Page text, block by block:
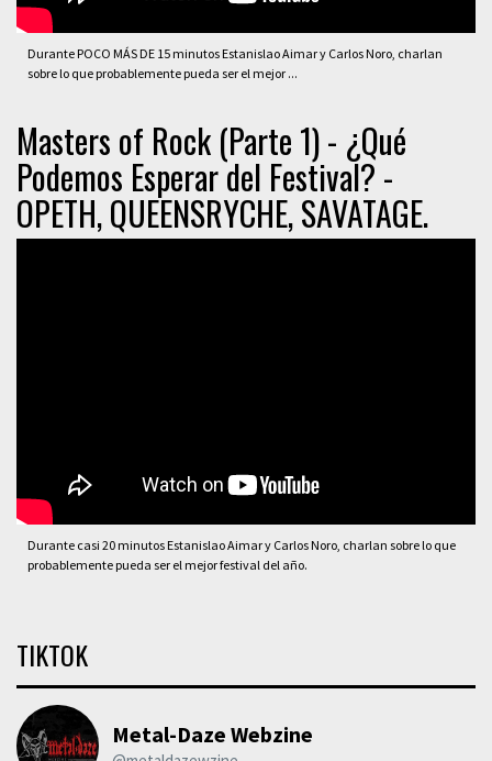
Durante POCO MÁS DE 15 minutos Estanislao Aimar y Carlos Noro, charlan
sobre lo que probablemente pueda ser el mejor ...
Masters of Rock (Parte 1) - ¿Qué
Podemos Esperar del Festival? -
OPETH, QUEENSRYCHE, SAVATAGE.
Durante casi 20 minutos Estanislao Aimar y Carlos Noro, charlan sobre lo que
probablemente pueda ser el mejor festival del año.
TIKTOK
Metal-Daze Webzine